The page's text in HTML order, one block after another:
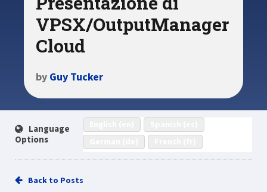
VPSX/OutputManager
Cloud
by Guy Tucker
Language
Options
Back to Posts